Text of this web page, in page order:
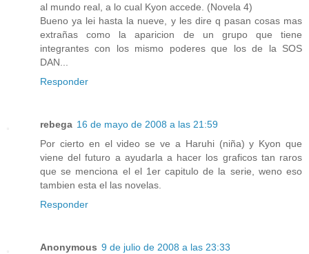
al mundo real, a lo cual Kyon accede. (Novela 4)
Bueno ya lei hasta la nueve, y les dire q pasan cosas mas
extrañas como la aparicion de un grupo que tiene
integrantes con los mismo poderes que los de la SOS
DAN...
Responder
rebega 16 de mayo de 2008 a las 21:59
Por cierto en el video se ve a Haruhi (niña) y Kyon que
viene del futuro a ayudarla a hacer los graficos tan raros
que se menciona el el 1er capitulo de la serie, weno eso
tambien esta el las novelas.
Responder
Anonymous 9 de julio de 2008 a las 23:33